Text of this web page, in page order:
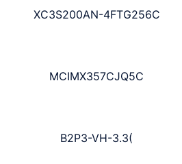
XC3S200AN-4FTG256C
MCIMX357CJQ5C
B2P3-VH-3.3(